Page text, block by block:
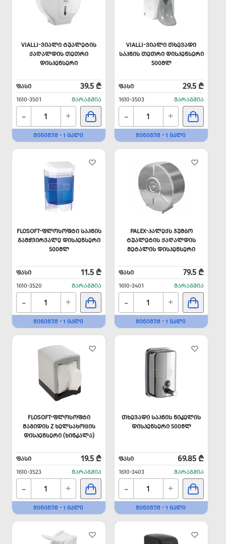
VIALLI-ᲕᲘᲐᲚᲘ ᲢᲣᲐᲚᲔᲢᲘᲡ
ᲥᲐᲦᲐᲚᲓᲘᲡ ᲗᲔᲗᲠᲘ
ᲓᲘᲡᲞᲔᲜᲡᲔᲠᲘ
ᲤᲐᲡᲘ 39.5 ₾
1610-3501 ᲛᲐᲠᲐᲒᲨᲘᲐ
- +
ᲛᲘᲜᲘᲛᲣᲛ - 1 ᲪᲐᲚᲘ
VIALLI-ᲕᲘᲐᲚᲘ ᲗᲮᲔᲕᲐᲓᲘ
ᲡᲐᲞᲜᲘᲡ ᲗᲔᲗᲠᲘ ᲓᲘᲡᲞᲔᲜᲡᲔᲠᲘ
500ᲛᲚ
ᲤᲐᲡᲘ 29.5 ₾
1610-3503 ᲛᲐᲠᲐᲒᲨᲘᲐ
- +
ᲛᲘᲜᲘᲛᲣᲛ - 1 ᲪᲐᲚᲘ
FLOSOFT-ᲤᲚᲝᲡᲝᲤᲢᲘ ᲡᲐᲞᲜᲘᲡ
ᲒᲐᲛᲭᲕᲘᲠᲕᲐᲚᲔ ᲓᲘᲡᲞᲔᲜᲡᲔᲠᲘ
500ᲛᲚ
ᲤᲐᲡᲘ 11.5 ₾
1610-3520 ᲛᲐᲠᲐᲒᲨᲘᲐ
- +
ᲛᲘᲜᲘᲛᲣᲛ - 1 ᲪᲐᲚᲘ
PALEX-ᲞᲐᲚᲔᲥᲡ ᲯᲣᲛᲑᲝ
ᲢᲣᲐᲚᲔᲢᲘᲡ ᲥᲐᲦᲐᲚᲓᲘᲡ
ᲛᲔᲢᲐᲚᲘᲡ ᲓᲘᲡᲞᲔᲜᲡᲔᲠᲘ
ᲤᲐᲡᲘ 79.5 ₾
1610-3401 ᲛᲐᲠᲐᲒᲨᲘᲐ
- +
ᲛᲘᲜᲘᲛᲣᲛ - 1 ᲪᲐᲚᲘ
FLOSOFT-ᲤᲚᲝᲡᲝᲤᲢᲘ
ᲛᲐᲒᲘᲓᲘᲡ Z ᲮᲔᲚᲡᲐᲮᲝᲪᲘᲡ
ᲓᲘᲡᲞᲔᲜᲡᲔᲠᲘ (ᲮᲘᲜᲙᲐᲚᲐ)
ᲤᲐᲡᲘ 19.5 ₾
1610-3523 ᲛᲐᲠᲐᲒᲨᲘᲐ
- +
ᲛᲘᲜᲘᲛᲣᲛ - 1 ᲪᲐᲚᲘ
ᲗᲮᲔᲕᲐᲓᲘ ᲡᲐᲞᲜᲘᲡ ᲜᲘᲙᲔᲚᲘᲡ
ᲓᲘᲡᲞᲔᲜᲡᲔᲠᲘ 500ᲛᲚ
ᲤᲐᲡᲘ 69.85 ₾
1610-3403 ᲛᲐᲠᲐᲒᲨᲘᲐ
- +
ᲛᲘᲜᲘᲛᲣᲛ - 1 ᲪᲐᲚᲘ